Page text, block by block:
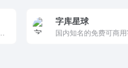
字库星球